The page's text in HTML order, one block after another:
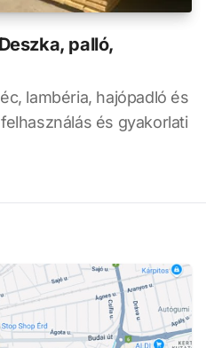
palló,
lambéria, hajópadló és
és gyakorlati